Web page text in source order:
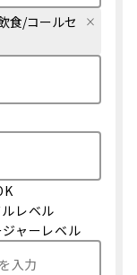
食/コールセ
レベル
ャーレベル